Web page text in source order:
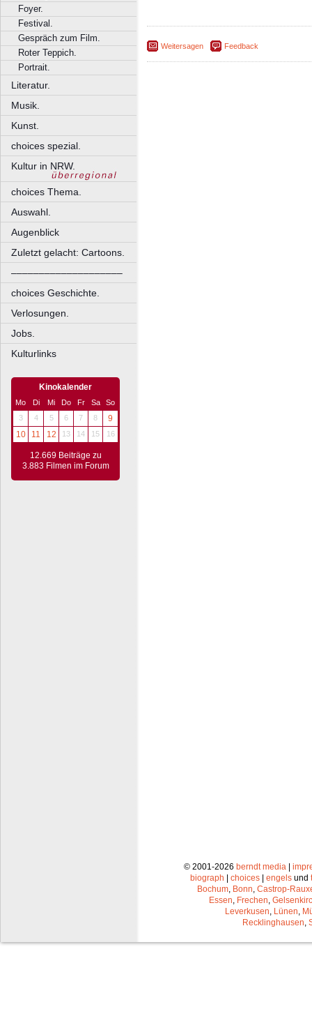
Foyer.
Festival.
Gespräch zum Film.
Roter Teppich.
Portrait.
Literatur.
Musik.
Kunst.
choices spezial.
Kultur in NRW.
choices Thema.
Auswahl.
Augenblick
Zuletzt gelacht: Cartoons.
––––––––––––––––––––
choices Geschichte.
Verlosungen.
Jobs.
Kulturlinks
Kinokalender
Mo Di Mi Do Fr Sa
So
3
4 5 6 7 8
9
10
11 12 13 14 15 16
12.669 Beiträge zu
3.883 Filmen im Forum
Weitersagen Feedback
© 2001-2026 berndt media |
biograph | choices | engels und
Bochum Bonn Castrop-
Essen Frechen
Leverkusen Lünen
Recklinghausen